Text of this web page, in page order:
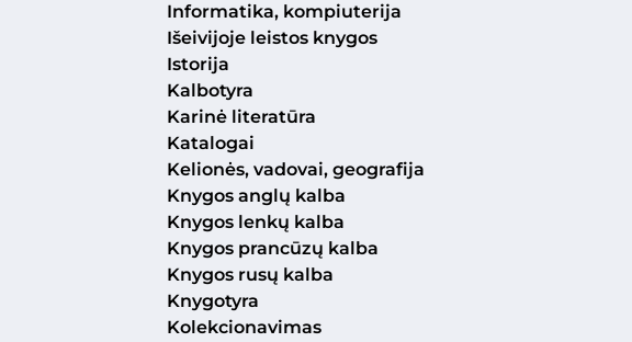
Informatika, kompiuterija
Išeivijoje leistos knygos
Istorija
Kalbotyra
Karinė literatūra
Katalogai
Kelionės, vadovai, geografija
Knygos anglų kalba
Knygos lenkų kalba
Knygos prancūzų kalba
Knygos rusų kalba
Knygotyra
Kolekcionavimas